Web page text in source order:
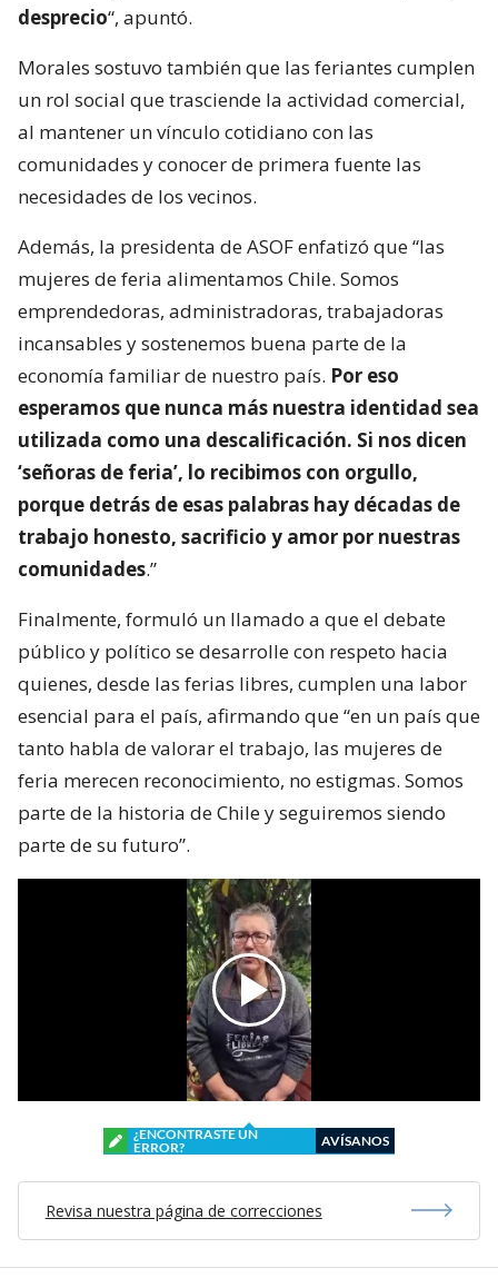
desprecio“, apuntó.
Morales sostuvo también que las feriantes cumplen
un rol social que trasciende la actividad comercial,
al mantener un vínculo cotidiano con las
comunidades y conocer de primera fuente las
necesidades de los vecinos.
Además, la presidenta de ASOF enfatizó que “las
mujeres de feria alimentamos Chile. Somos
emprendedoras, administradoras, trabajadoras
incansables y sostenemos buena parte de la
economía familiar de nuestro país. Por eso
esperamos que nunca más nuestra identidad sea
utilizada como una descalificación. Si nos dicen
‘señoras de feria’, lo recibimos con orgullo,
porque detrás de esas palabras hay décadas de
trabajo honesto, sacrificio y amor por nuestras
comunidades.”
Finalmente, formuló un llamado a que el debate
público y político se desarrolle con respeto hacia
quienes, desde las ferias libres, cumplen una labor
esencial para el país, afirmando que “en un país que
tanto habla de valorar el trabajo, las mujeres de
feria merecen reconocimiento, no estigmas. Somos
parte de la historia de Chile y seguiremos siendo
parte de su futuro”.
¿ENCONTRASTE UN
ERROR?
AVÍSANOS
Revisa nuestra página de correcciones